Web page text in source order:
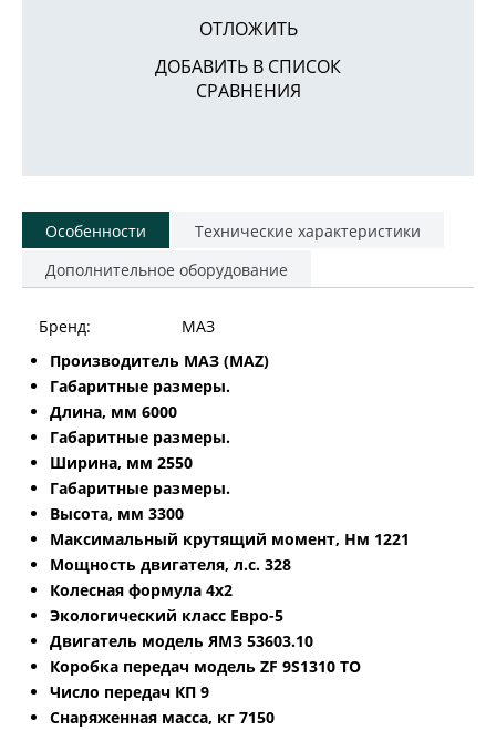
ОТЛОЖИТЬ
ДОБАВИТЬ В СПИСОК
СРАВНЕНИЯ
Особенности
Технические характеристики
Дополнительное оборудование
Бренд:
МАЗ
Производитель МАЗ (MAZ)
Габаритные размеры.
Длина, мм 6000
Габаритные размеры.
Ширина, мм 2550
Габаритные размеры.
Высота, мм 3300
Максимальный крутящий момент, Нм 1221
Мощность двигателя, л.с. 328
Колесная формула 4х2
Экологический класс Евро-5
Двигатель модель ЯМЗ 53603.10
Коробка передач модель ZF 9S1310 ТО
Число передач КП 9
Снаряженная масса, кг 7150